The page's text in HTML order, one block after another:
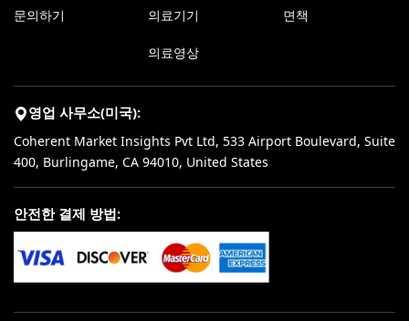
문의하기 의료기기
의료영상
면책
영업 사무소(미국):
Coherent Market Insights Pvt Ltd, 533 Airport Boulevard, Suite
400, Burlingame, CA 94010, United States
안전한 결제 방법: